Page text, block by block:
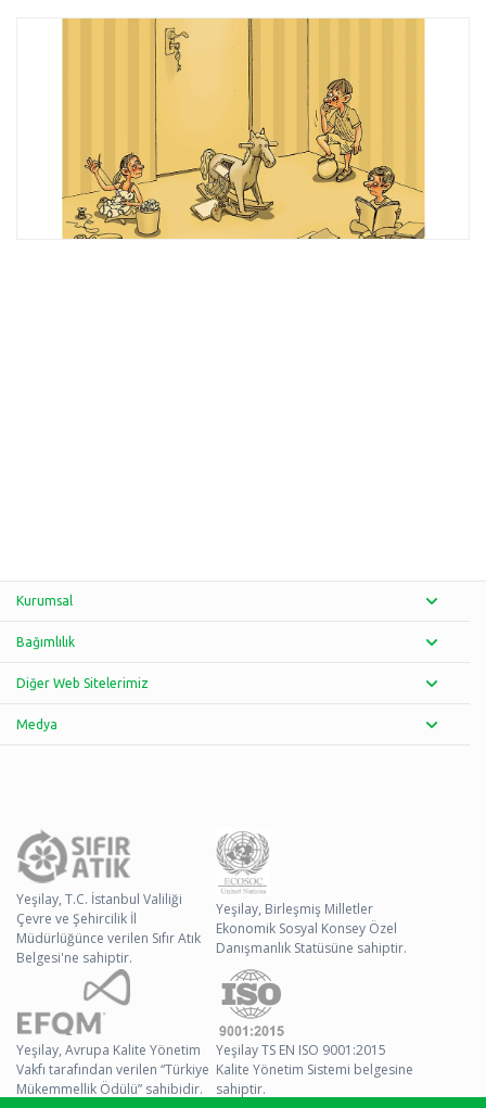
Kurumsal
Bağımlılık
Diğer Web Sitelerimiz
Medya
Yeşilay, T.C. İstanbul Valiliği
Çevre ve Şehircilik İl
Müdürlüğünce verilen Sıfır Atık
Belgesi'ne sahiptir.
Yeşilay, Birleşmiş Milletler
Ekonomik Sosyal Konsey Özel
Danışmanlık Statüsüne sahiptir.
Yeşilay, Avrupa Kalite Yönetim
Vakfı tarafından verilen “Türkiye
Mükemmellik Ödülü” sahibidir.
Yeşilay TS EN ISO 9001:2015
Kalite Yönetim Sistemi belgesine
sahiptir.